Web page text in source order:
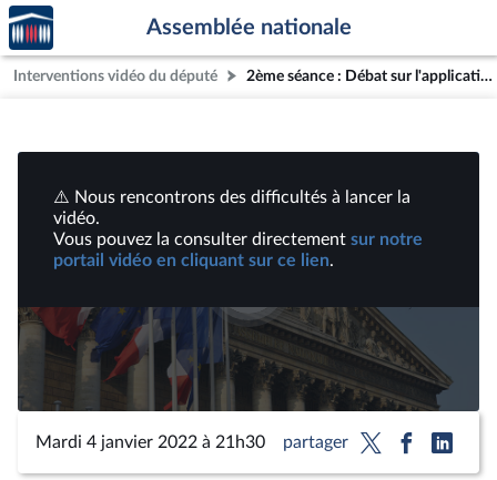
Aller au contenu
Aller en bas de la page
Accèder
à la
page
d'accueil
Assemblée nationale
Interventions vidéo du député 2ème séance : Débat sur l'application de la loi contre les violences familiales ; Renforcement des outils de gestion de la crise sanitaire (suite) | Vidéos
Lire
la
vidéo
⚠️ Nous rencontrons des difficultés à lancer la
vidéo.
Vous pouvez la consulter directement sur notre
portail vidéo en cliquant sur ce lien.
Mardi 4 janvier 2022 à 21h30 partager